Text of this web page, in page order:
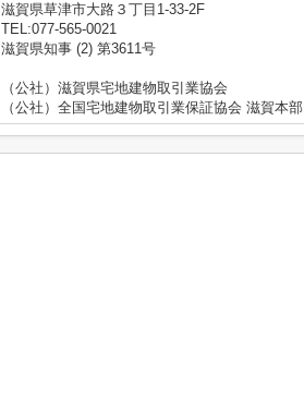
滋賀県草津市大路３丁目1-33-2F
TEL:077-565-0021
滋賀県知事 (2) 第3611号
（公社）滋賀県宅地建物取引業協会
（公社）全国宅地建物取引業保証協会 滋賀本部